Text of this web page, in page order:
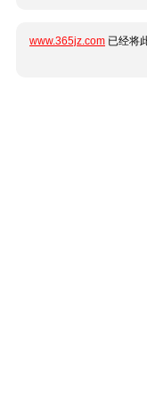
www.365jz.com 已经将